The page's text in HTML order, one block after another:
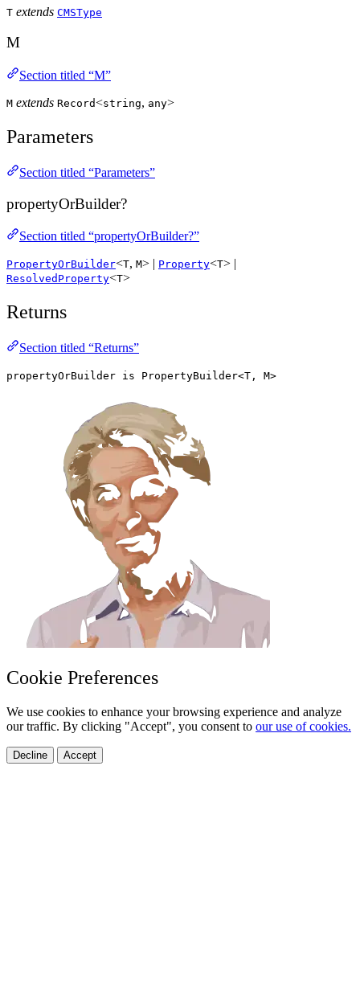
T extends CMSType
M
Section titled “M”
M extends Record<string, any>
Parameters
Section titled “Parameters”
propertyOrBuilder?
Section titled “propertyOrBuilder?”
PropertyOrBuilder<T, M> | Property<T> |
ResolvedProperty<T>
Returns
Section titled “Returns”
propertyOrBuilder is PropertyBuilder<T, M>
Cookie Preferences
We use cookies to enhance your browsing experience and analyze
our traffic. By clicking "Accept", you consent to our use of cookies.
Decline Accept